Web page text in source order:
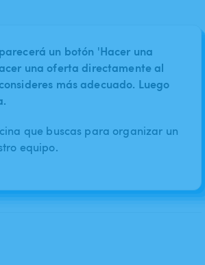
un botón 'Hacer una
una oferta directamente al
más adecuado. Luego
que buscas para organizar un
equipo.